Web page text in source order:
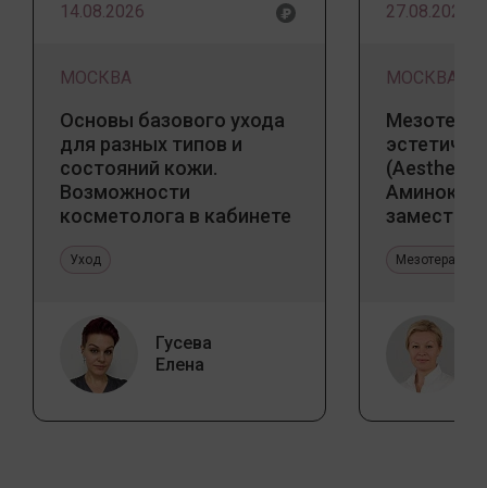
14.08.2026
МОСКВА
Основы базового ухода
для разных типов и
состояний кожи.
Возможности
косметолога в кабинете
Уход
Гусева
Елена
27.08.2026
МОСКВА
(Aesthetic
Мезотерапия